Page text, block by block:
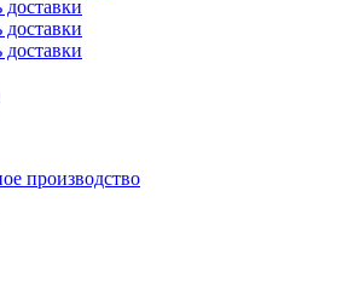
производство